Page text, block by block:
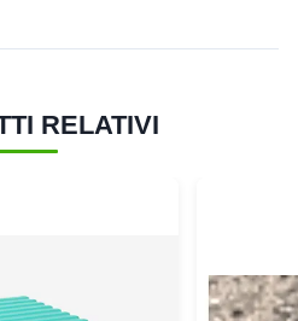
RELATIVI